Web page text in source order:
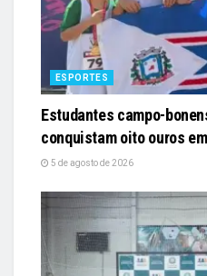
ESPORTES
Estudantes campo-
conquistam oito ouros
5 de agosto de 2026